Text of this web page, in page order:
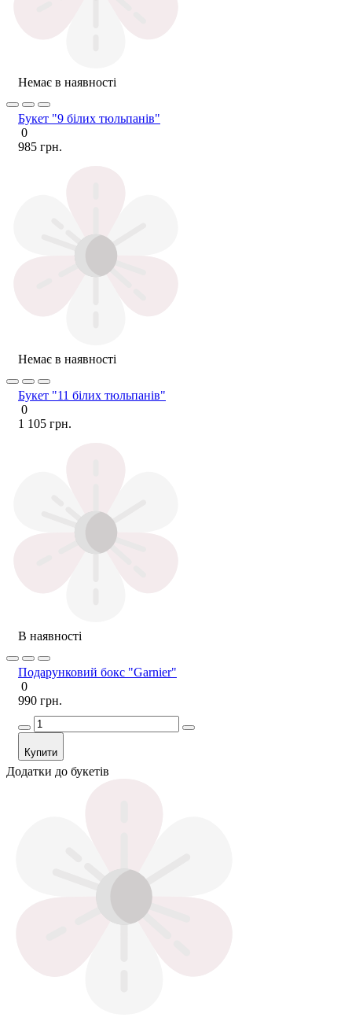
Немає в наявності
Букет "9 білих тюльпанів"
0
985 грн.
Немає в наявності
Букет "11 білих тюльпанів"
0
1 105 грн.
В наявності
Подарунковий бокс "Garnier"
0
990 грн.
Купити
Додатки до букетів